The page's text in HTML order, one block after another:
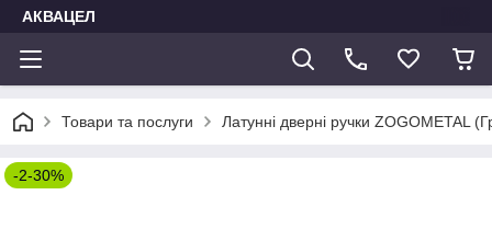
АКВАЦЕЛ
Товари та послуги Латунні дверні ручки ZOGOMETAL
-2-30%